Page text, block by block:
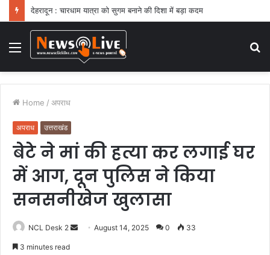
देहरादून : चारधाम यात्रा को सुगम बनाने की दिशा में बड़ा कदम
Menu
Home / अपराध
अपराध उत्तराखंड
बेटे ने मां की हत्या कर लगाई घर
में आग, दून पुलिस ने किया
सनसनीखेज खुलासा
NCL Desk 2 August 14, 2025 0 33
3 minutes read